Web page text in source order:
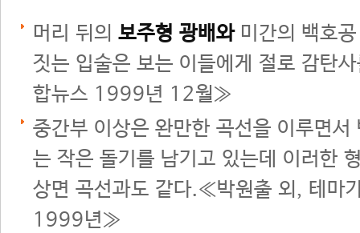
머리 뒤의 보주형 광배와미간의 백호
짓는 입술은 보는 이들에게 절로 감탄
합뉴스 1999년 12월≫
중간부 이상은 완만한 곡선을 이루면
는 작은 돌기를 남기고 있는데 이러한
상면 곡선과도 같다.≪박원출 외, 테마
1999년≫